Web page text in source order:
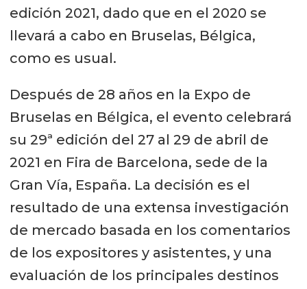
edición 2021, dado que en el 2020 se
llevará a cabo en Bruselas, Bélgica,
como es usual.
Después de 28 años en la Expo de
Bruselas en Bélgica, el evento celebrará
su 29ª edición del 27 al 29 de abril de
2021 en Fira de Barcelona, ​​sede de la
Gran Vía, España. La decisión es el
resultado de una extensa investigación
de mercado basada en los comentarios
de los expositores y asistentes, y una
evaluación de los principales destinos